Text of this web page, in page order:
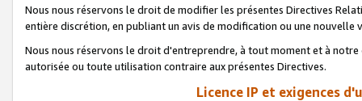
Nous nous réservons le droit de modifier les présentes Directives
entière discrétion, en publiant un avis de modification ou une nouvelle
Nous nous réservons le droit d'entreprendre, à tout moment et à
autorisée ou toute utilisation contraire aux présentes Directives.
Licence IP et exigences